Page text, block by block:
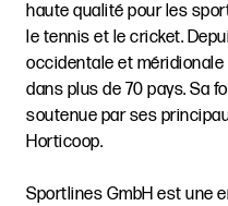
haute qualité pour les
le tennis et le cricket.
occidentale et méridionale
dans plus de 70 pays. Sa
soutenue par ses
Horticoop.
Sportlines GmbH est une